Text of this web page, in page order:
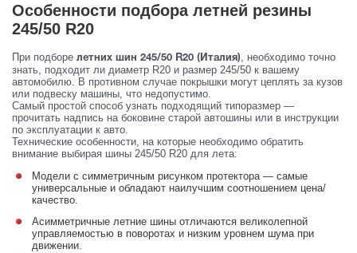
Особенности подбора летней резины
245/50 R20
При подборе летних шин 245/50 R20 (Италия), необходимо точно
знать, подходит ли диаметр R20 и размер 245/50 к вашему
автомобилю. В противном случае покрышки могут цеплять за кузов
или подвеску машины, что недопустимо.
Самый простой способ узнать подходящий типоразмер —
прочитать надпись на боковине старой автошины или в инструкции
по эксплуатации к авто.
Технические особенности, на которые необходимо обратить
внимание выбирая шины 245/50 R20 для лета:
Модели с симметричным рисунком протектора — самые
универсальные и обладают наилучшим соотношением цена/
качество.
Асимметричные летние шины отличаются великолепной
управляемостью в поворотах и низким уровнем шума при
движении.